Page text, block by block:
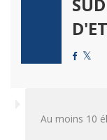
Au moins 10